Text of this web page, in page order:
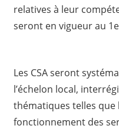
relatives à leur
seront en vigueur au
Les CSA seront
l’échelon local,
thématiques telles que
fonctionnement des